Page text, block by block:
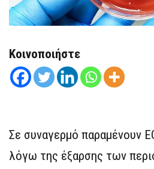
Κοινοποιήστε
Σε συναγερμό παραμένουν
λόγω της έξαρσης των